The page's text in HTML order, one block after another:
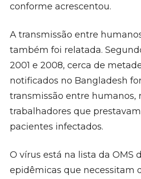
conforme acrescentou.
A transmissão entre
também foi relatada.
2001 e 2008, cerca de
notificados no Bangladesh
transmissão entre humanos,
trabalhadores que
pacientes infectados.
O vírus está na lista da OMS
epidêmicas que necessitam